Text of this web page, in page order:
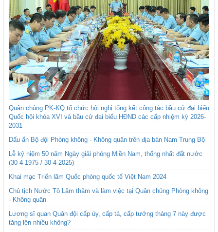
Quân chủng PK-KQ tổ chức hội nghị tổng kết công tác bầu cử đại biểu
Quốc hội khóa XVI và bầu cử đại biểu HĐND các cấp nhiệm kỳ 2026-
2031
Dấu ấn Bộ đội Phòng không - Không quân trên địa bàn Nam Trung Bộ
Lễ kỷ niệm 50 năm Ngày giải phóng Miền Nam, thống nhất đất nước
(30-4-1975 / 30-4-2025)
Khai mạc Triển lãm Quốc phòng quốc tế Việt Nam 2024
Chủ tịch Nước Tô Lâm thăm và làm việc tại Quân chủng Phòng không
- Không quân
Lương sĩ quan Quân đội cấp úy, cấp tá, cấp tướng tháng 7 này được
tăng lên nhiều không?